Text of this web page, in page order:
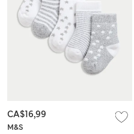
M&S
CA$16,99